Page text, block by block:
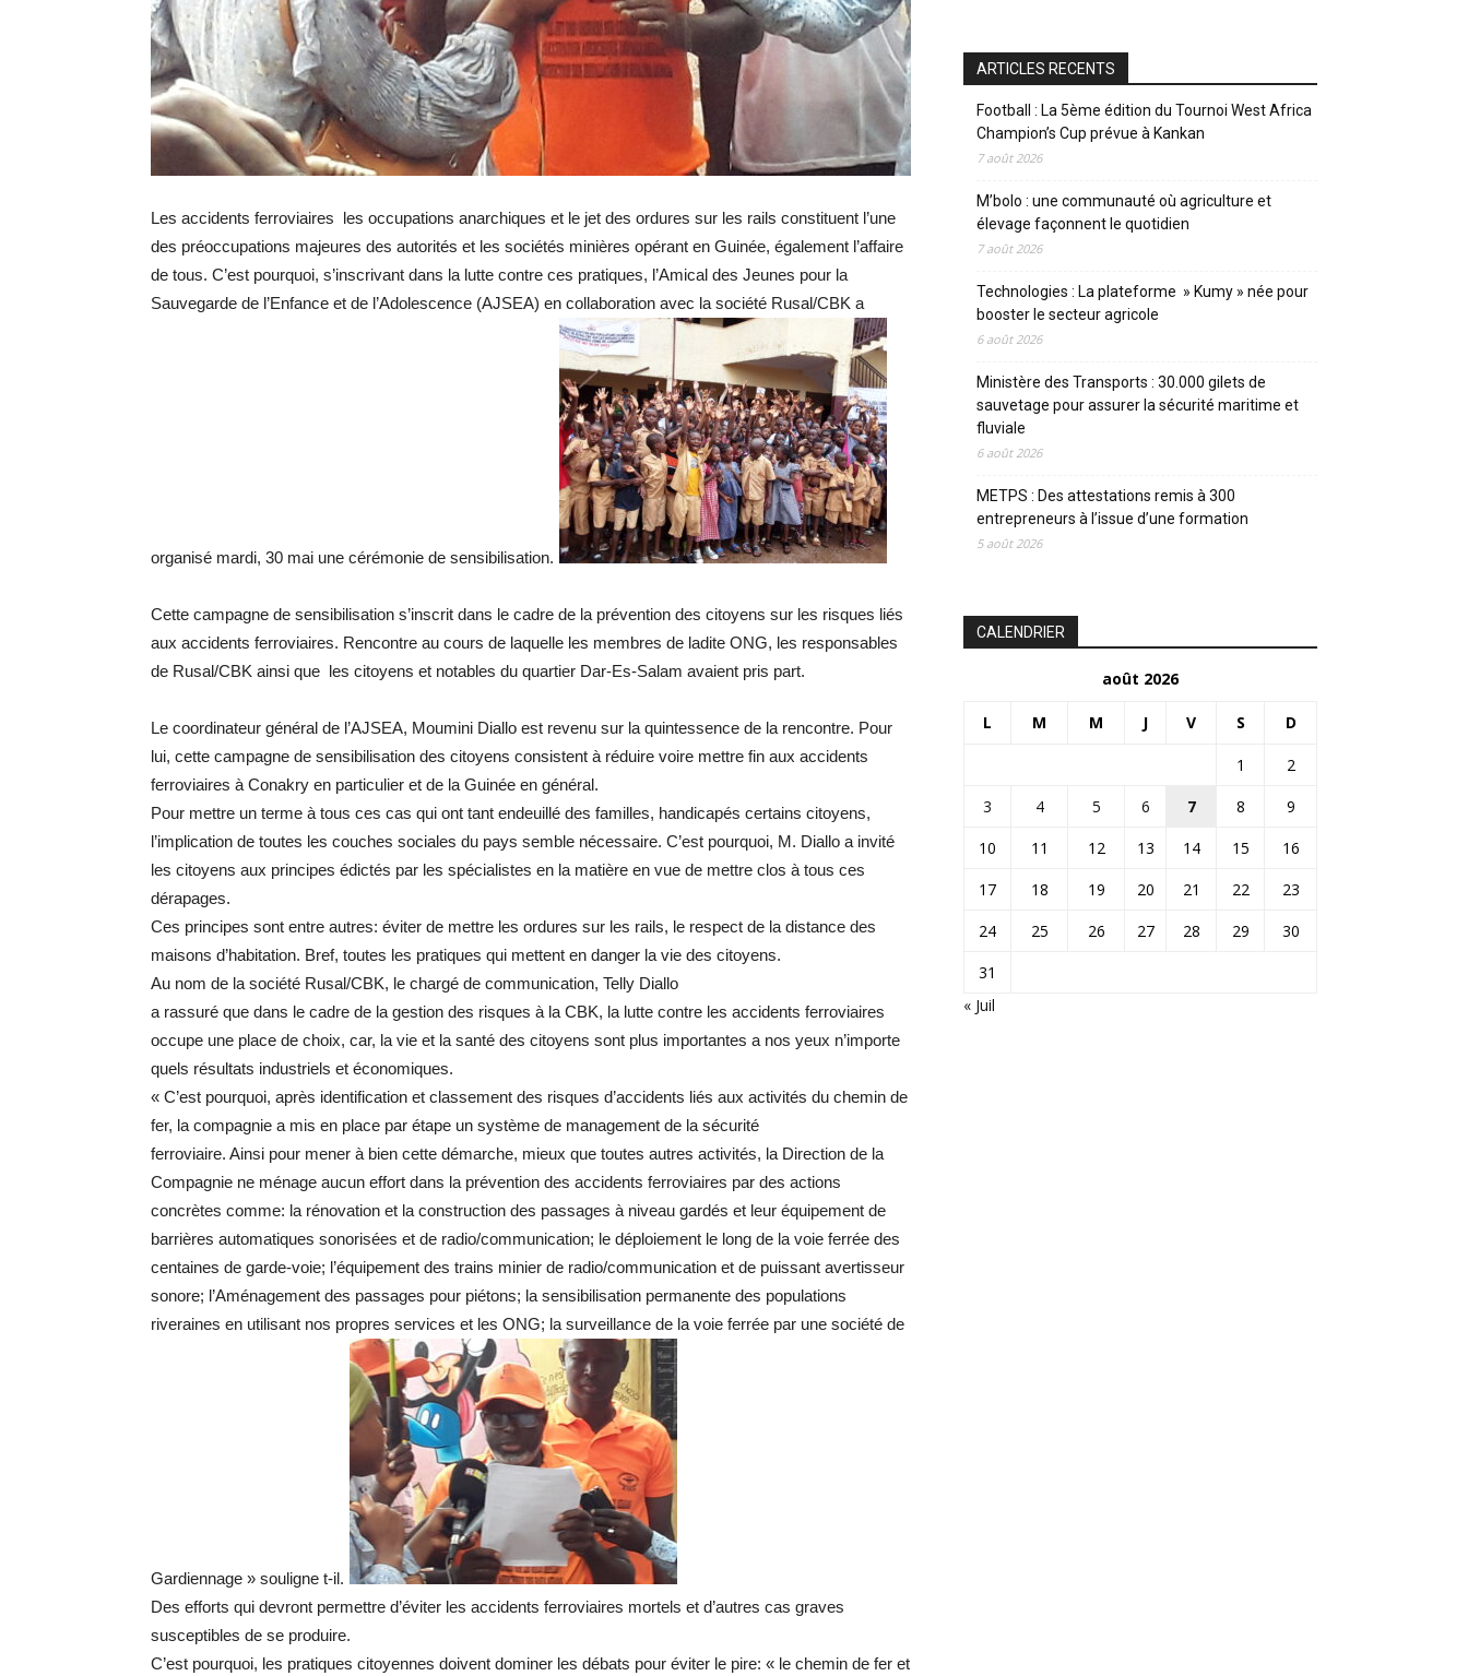
Les accidents ferroviaires les occupations anarchiques et le jet des ordures sur les rails constituent l’une
des préoccupations majeures des autorités et les sociétés minières opérant en Guinée, également l’affaire
de tous. C’est pourquoi, s’inscrivant dans la lutte contre ces pratiques, l’Amical des Jeunes pour la
Sauvegarde de l’Enfance et de l’Adolescence (AJSEA) en collaboration avec la société Rusal/CBK a
organisé mardi, 30 mai une cérémonie de sensibilisation.
Cette campagne de sensibilisation s’inscrit dans le cadre de la prévention des citoyens sur les risques liés
aux accidents ferroviaires. Rencontre au cours de laquelle les membres de ladite ONG, les responsables
de Rusal/CBK ainsi que les citoyens et notables du quartier Dar-Es-Salam avaient pris part.
Le coordinateur général de l’AJSEA, Moumini Diallo est revenu sur la quintessence de la rencontre. Pour
lui, cette campagne de sensibilisation des citoyens consistent à réduire voire mettre fin aux accidents
ferroviaires à Conakry en particulier et de la Guinée en général.
Pour mettre un terme à tous ces cas qui ont tant endeuillé des familles, handicapés certains citoyens,
l’implication de toutes les couches sociales du pays semble nécessaire. C’est pourquoi, M. Diallo a invité
les citoyens aux principes édictés par les spécialistes en la matière en vue de mettre clos à tous ces
dérapages.
Ces principes sont entre autres: éviter de mettre les ordures sur les rails, le respect de la distance des
maisons d’habitation. Bref, toutes les pratiques qui mettent en danger la vie des citoyens.
Au nom de la société Rusal/CBK, le chargé de communication, Telly Diallo
a rassuré que dans le cadre de la gestion des risques à la CBK, la lutte contre les accidents ferroviaires
occupe une place de choix, car, la vie et la santé des citoyens sont plus importantes a nos yeux n’importe
quels résultats industriels et économiques.
« C’est pourquoi, après identification et classement des risques d’accidents liés aux activités du chemin de
fer, la compagnie a mis en place par étape un système de management de la sécurité
ferroviaire. Ainsi pour mener à bien cette démarche, mieux que toutes autres activités, la Direction de la
Compagnie ne ménage aucun effort dans la prévention des accidents ferroviaires par des actions
concrètes comme: la rénovation et la construction des passages à niveau gardés et leur équipement de
barrières automatiques sonorisées et de radio/communication; le déploiement le long de la voie ferrée des
centaines de garde-voie; l’équipement des trains minier de radio/communication et de puissant avertisseur
sonore; l’Aménagement des passages pour piétons; la sensibilisation permanente des populations
riveraines en utilisant nos propres services et les ONG; la surveillance de la voie ferrée par une société de
Gardiennage » souligne t-il.
Des efforts qui devront permettre d’éviter les accidents ferroviaires mortels et d’autres cas graves
susceptibles de se produire.
C’est pourquoi, les pratiques citoyennes doivent dominer les débats pour éviter le pire: « le chemin de fer et
ARTICLES RECENTS
Football : La 5ème édition du Tournoi West Africa
Champion’s Cup prévue à Kankan
7 août 2026
M’bolo : une communauté où agriculture et
élevage façonnent le quotidien
7 août 2026
Technologies : La plateforme » Kumy » née pour
booster le secteur agricole
6 août 2026
Ministère des Transports : 30.000 gilets de
sauvetage pour assurer la sécurité maritime et
fluviale
6 août 2026
METPS : Des attestations remis à 300
entrepreneurs à l’issue d’une formation
5 août 2026
CALENDRIER
août 2026
L M M J V S D
1
2
3
4 5 6 7 8
9
10
11 12 13 14 15
16
17
18 19 20 21 22
23
24
25 26 27 28 29
30
31
« Juil